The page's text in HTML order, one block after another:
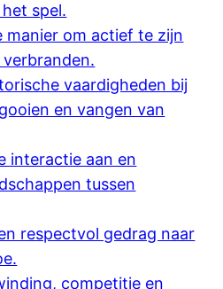
spel.
manier om actief te zijn
vaardigheden bij
en vangen van
interactie aan en
tussen
respectvol gedrag naar
competitie en